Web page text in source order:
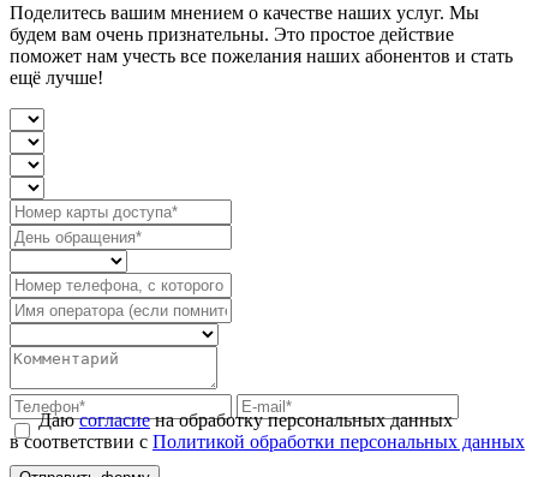
Поделитесь вашим мнением о качестве наших услуг. Мы
будем вам очень признательны. Это простое действие
поможет нам учесть все пожелания наших абонентов и стать
ещё лучше!
Даюсогласиена обработку персональных данных
в соответствии с Политикой обработки персональных данных